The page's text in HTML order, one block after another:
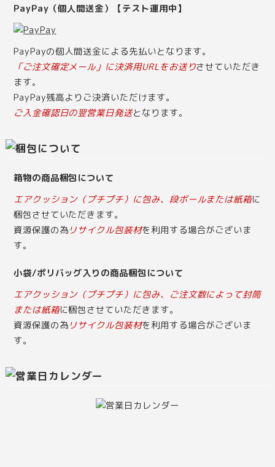
PayPay（個人間送金）【テスト運用中】
PayPayの個人間送金による先払いとなります。
「ご注文確定メール」に決済用URLをお送りさせていただき
ます。
PayPay残高よりご決済いただけます。
ご入金確認日の翌営業日発送となります。
箱物の商品梱包について
エアクッション（プチプチ）に包み、段ボールまたは紙箱に
梱包させていただきます。
資源保護の為 リサイクル包装材を利用する場合がございま
す。
小袋/ポリバッグ入りの商品梱包について
エアクッション（プチプチ）に包み、ご注文数によって封筒
または紙箱に梱包させていただきます。
資源保護の為 リサイクル包装材を利用する場合がございま
す。